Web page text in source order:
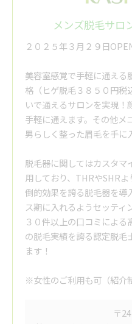
メンズ脱毛サロ
２０２５年３月２９日
美容室感覚で手軽に通える
格（ヒゲ脱毛３８５０円税
いで通えるサロンを実現
手軽に通えます。その他メ
男らしく整った眉毛を手に
脱毛器に関してはカスタ
用しており、THRやSHR
倒的効果を誇る脱毛器を導
ス期に入れるようセッティ
３０件以上の口コミによ
の脱毛実績を誇る認定脱毛
ます！
※女性のご利用も可（紹介制
〒